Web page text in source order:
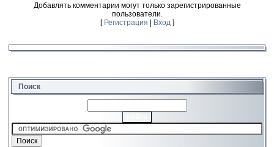
Добавлять комментарии могут только зарегистрированные
пользователи.
[ Регистрация Вход]
Поиск